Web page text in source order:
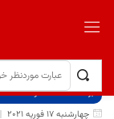
برگ نخست نوشته‌ها
چهارشنبه 17 فوریه 2021